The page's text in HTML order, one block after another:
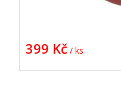
399 Kč / ks